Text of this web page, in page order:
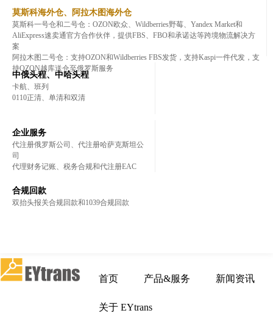
首页 产品&服务 新闻资讯
关于 EYtrans
莫斯科海外仓、阿拉木图海外仓
莫斯科一号仓和二号仓：OZON欧众、Wildberries野莓、Yandex Market和
AliExpress速卖通官方合作伙伴，提供FBS、FBO和承诺达等跨境物流解决方
案
阿拉木图二号仓：支持OZON和Wildberries FBS发货，支持Kaspi一件代发，支
持OZON越库送仓至俄罗斯服务
中俄头程、中哈头程
卡航、班列
0110正清、单清和双清
企业服务
代注册俄罗斯公司、代注册哈萨克斯坦公
司
代理财务记账、税务合规和代注册EAC
合规回款
双抬头报关合规回款和1039合规回款
登录
登录